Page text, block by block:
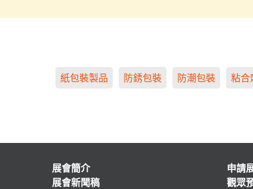
紙包裝製品 防銹包裝 防潮包裝 粘合
展會簡介
展會新聞稿
申請
觀眾